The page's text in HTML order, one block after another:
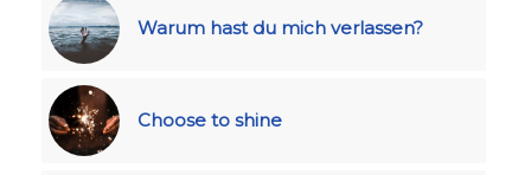
Warum hast du mich verlassen?
Choose to shine